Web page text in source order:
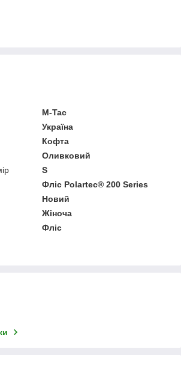
M-Tac
Україна
Кофта
Оливковий
S
Фліс Polartec® 200 Series
Новий
Жіноча
Фліс